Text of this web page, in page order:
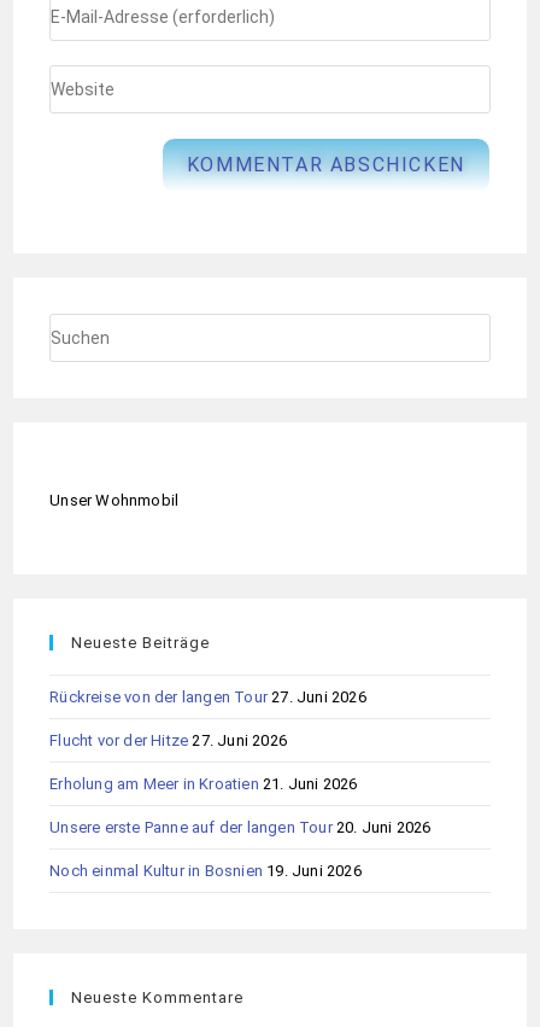
Unser Wohnmobil
Neueste Beiträge
Rückreise von der langen Tour 27. Juni 2026
Flucht vor der Hitze 27. Juni 2026
Erholung am Meer in Kroatien 21. Juni 2026
Unsere erste Panne auf der langen Tour 20. Juni 2026
Noch einmal Kultur in Bosnien 19. Juni 2026
Neueste Kommentare